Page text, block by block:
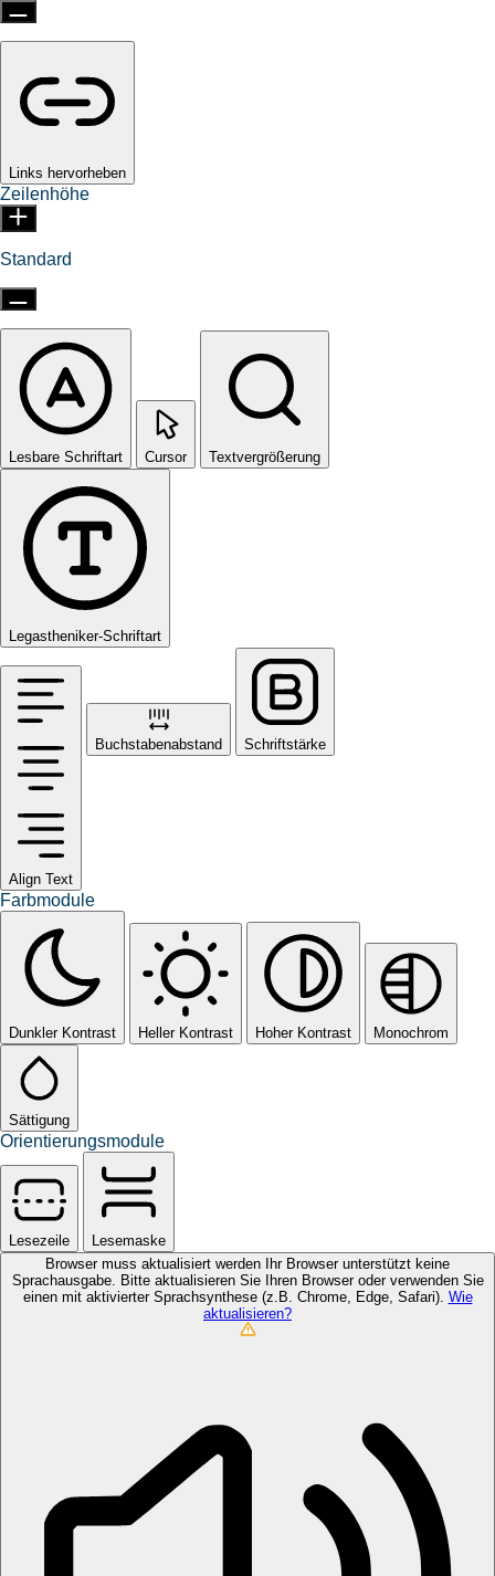
Links hervorheben
Zeilenhöhe
Standard
Lesbare Schriftart Cursor Textvergrößerung
Legastheniker-Schriftart
Align Text
Buchstabenabstand Schriftstärke
Farbmodule
Dunkler Kontrast Heller Kontrast Hoher Kontrast Monochrom
Sättigung
Orientierungsmodule
Lesezeile
Lesemaske
Browser muss aktualisiert werden Ihr Browser unterstützt keine
Sprachausgabe. Bitte aktualisieren Sie Ihren Browser oder verwenden Sie
einen mit aktivierter Sprachsynthese (z.B. Chrome, Edge, Safari). Wie
aktualisieren?